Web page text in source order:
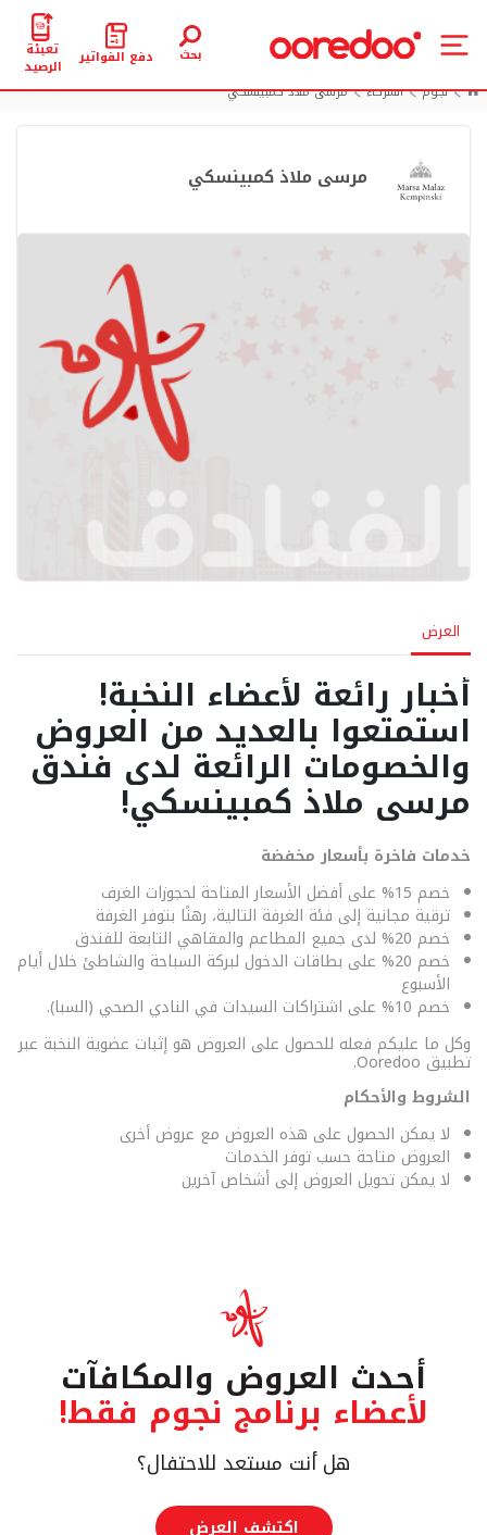
بحث دفع الفواتير تعبئة
الرصيد
نجوم
الشركاء مرسى ملاذ كمبينسكي
مرسى ملاذ كمبينسكي
العرض
أخبار رائعة لأعضاء النخبة!
استمتعوا بالعديد من العروض
والخصومات الرائعة لدى فندق
مرسى ملاذ كمبينسكي!
خدمات فاخرة بأسعار مخفضة
خصم 15% على أفضل الأسعار المتاحة لحجوزات الغرف
ترقية مجانية إلى فئة الغرفة التالية، رهنًا بتوفر الغرفة
خصم 20% لدى جميع المطاعم والمقاهي التابعة للفندق
خصم 20% على بطاقات الدخول لبركة السباحة والشاطئ خلال أيام
الأسبوع
خصم 10% على اشتراكات السيدات في النادي الصحي (السبا).
وكل ما عليكم فعله للحصول على العروض هو إثبات عضوية النخبة عبر
تطبيق Ooredoo.
الشروط والأحكام
لا يمكن الحصول على هذه العروض مع عروض أخرى
العروض متاحة حسب توفر الخدمات
لا يمكن تحويل العروض إلى أشخاص آخرين
أحدث العروض والمكافآت
لأعضاء برنامج نجوم فقط!
هل أنت مستعد للاحتفال؟
اكتشف العرض